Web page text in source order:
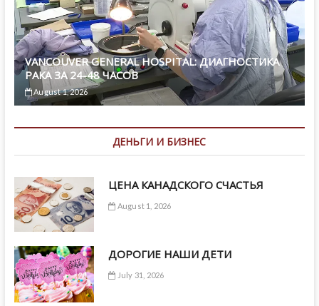
VANCOUVER GENERAL HOSPITAL: ДИАГНОСТИКА
РАКА ЗА 24-48 ЧАСОВ
August 1, 2026
ДЕНЬГИ И БИЗНЕС
ЦЕНА КАНАДСКОГО СЧАСТЬЯ
August 1, 2026
ДОРОГИЕ НАШИ ДЕТИ
July 31, 2026